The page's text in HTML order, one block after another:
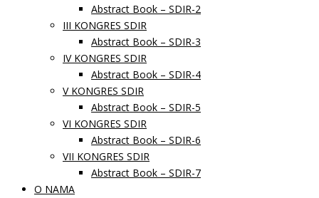
Abstract Book – SDIR-2
III KONGRES SDIR
Abstract Book – SDIR-3
IV KONGRES SDIR
Abstract Book – SDIR-4
V KONGRES SDIR
Abstract Book – SDIR-5
VI KONGRES SDIR
Abstract Book – SDIR-6
VII KONGRES SDIR
Abstract Book – SDIR-7
O NAMA